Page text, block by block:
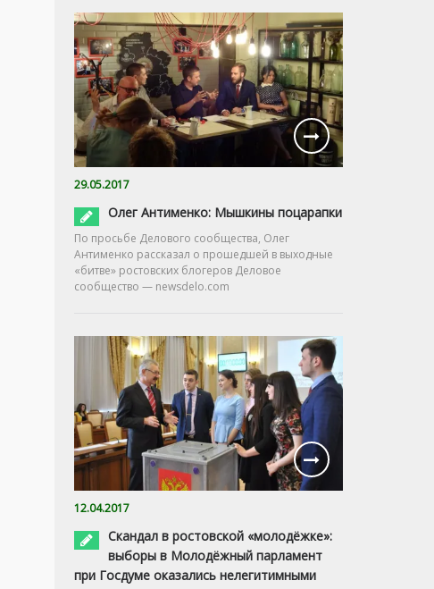
29.05.2017
Олег Антименко: Мышкины поцарапки
По просьбе Делового сообщества, Олег
Антименко рассказал о прошедшей в выходные
«битве» ростовских блогеров Деловое
сообщество — newsdelo.com
12.04.2017
Скандал в ростовской «молодёжке»:
выборы в Молодёжный парламент
при Госдуме оказались нелегитимными